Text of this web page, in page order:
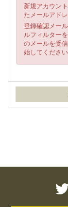
新規アカウン
たメールアド
登録確認メー
ルフィルター
のメールを受
始してください